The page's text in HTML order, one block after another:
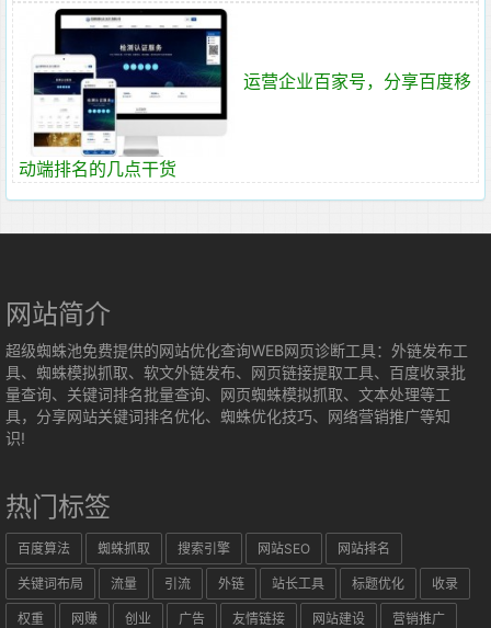
运营企业百家号，分享百度移
动端排名的几点干货
网站简介
超级蜘蛛池免费提供的网站优化查询WEB网页诊断工具：外链发布工
具、蜘蛛模拟抓取、软文外链发布、网页链接提取工具、百度收录批
量查询、关键词排名批量查询、网页蜘蛛模拟抓取、文本处理等工
具，分享网站关键词排名优化、蜘蛛优化技巧、网络营销推广等知
识!
热门标签
百度算法 蜘蛛抓取 搜索引擎 网站SEO 网站排名
关键词布局 流量 引流 外链 站长工具 标题优化 收录
权重 网赚 创业 广告 友情链接 网站建设 营销推广